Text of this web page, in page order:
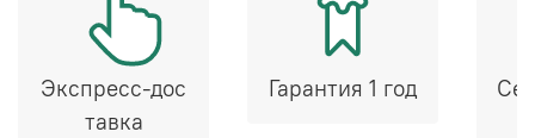
Экспресс-дос
тавка
Гарантия 1 год